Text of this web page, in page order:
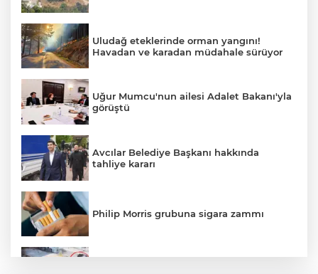
Uludağ eteklerinde orman yangını!
Havadan ve karadan müdahale sürüyor
Uğur Mumcu'nun ailesi Adalet Bakanı'yla
görüştü
Avcılar Belediye Başkanı hakkında
tahliye kararı
Philip Morris grubuna sigara zammı